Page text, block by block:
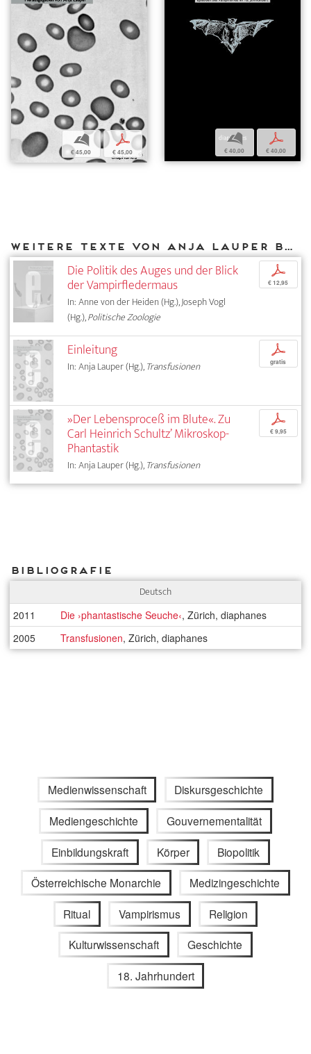
b
€ 45,00
p
€ 45,00
b
€ 40,00
p
€ 40,00
Weitere Texte von Anja Lauper bei DIAPHANES
Die Politik des Auges und der Blick
der Vampirfledermaus
In: Anne von der Heiden (Hg.), Joseph Vogl
(Hg.),Politische Zoologie
p
€ 12,95
Einleitung
In: Anja Lauper (Hg.),Transfusionen
p
gratis
»Der Lebensproceß im Blute«. Zu
Carl Heinrich Schultz’ Mikroskop-
Phantastik
In: Anja Lauper (Hg.),Transfusionen
p
€ 9,95
Bibliografie
Deutsch
2011 Die ›phantastische Seuche‹, Zürich, diaphanes
2005
Transfusionen, Zürich, diaphanes
Medienwissenschaft Diskursgeschichte
Mediengeschichte Gouvernementalität
Einbildungskraft Körper Biopolitik
Österreichische Monarchie Medizingeschichte
Ritual Vampirismus Religion
Kulturwissenschaft Geschichte
18. Jahrhundert